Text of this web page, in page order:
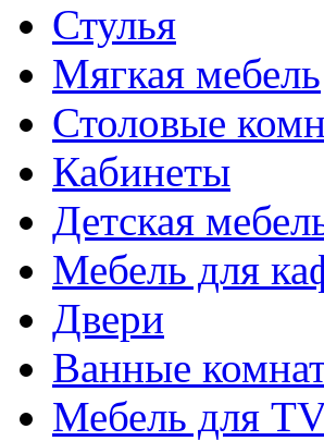
Стулья
Мягкая мебель
Столовые
Кабинеты
Детская
Мебель для
Двери
Ванные
Мебель для